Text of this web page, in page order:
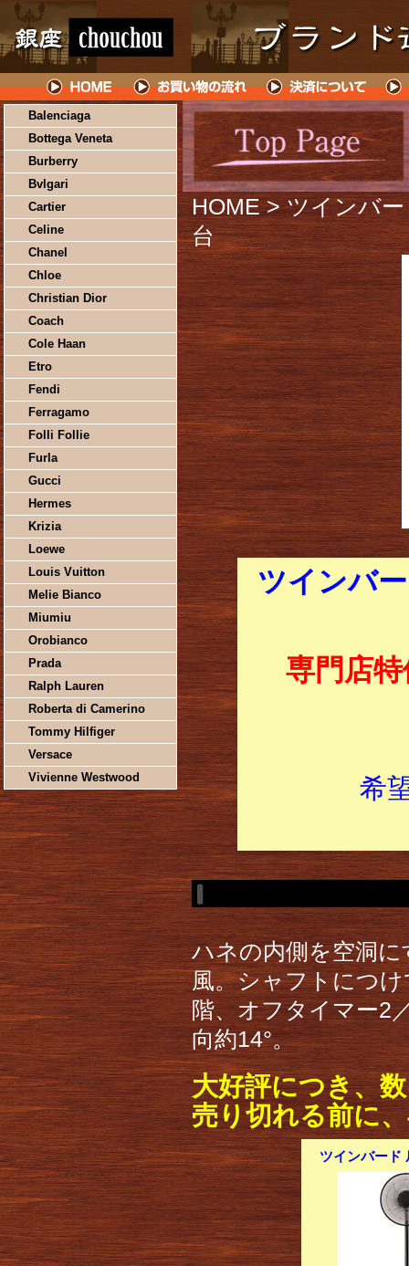
Balenciaga
Bottega Veneta
Burberry
Bvlgari
Cartier
Celine
Chanel
Chloe
Christian Dior
Coach
Cole Haan
Etro
Fendi
Ferragamo
Folli Follie
Furla
Gucci
Hermes
Krizia
Loewe
Louis Vuitton
Melie Bianco
Miumiu
Orobianco
Prada
Ralph Lauren
Roberta di Camerino
Tommy Hilfiger
Versace
Vivienne Westwood
HOME > ツインバ
台
ツインバ
専門店特
希
ハネの内側を空洞
風。シャフトにつ
階、オフタイマー2
向約14°。
大好評につき、
売り切れる前に
ツインバード